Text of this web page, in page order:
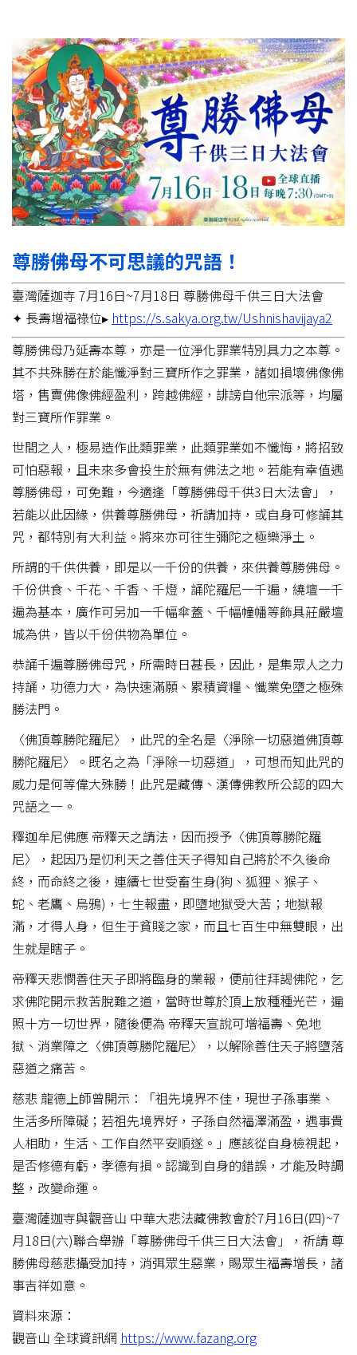
尊勝佛母不可思議的咒語！
臺灣薩迦寺 7月16日~7月18日 尊勝佛母千供三日大法會
✦ 長壽增福祿位▸ https://s.sakya.org.tw/Ushnishavijaya2
尊勝佛母乃延壽本尊，亦是一位淨化罪業特別具力之本尊。
其不共殊勝在於能懺淨對三寶所作之罪業，諸如損壞佛像佛
塔，售賣佛像佛經盈利，跨越佛經，誹謗自他宗派等，均屬
對三寶所作罪業。
世間之人，極易造作此類罪業，此類罪業如不懺悔，將招致
可怕惡報，且未來多會投生於無有佛法之地。若能有幸值遇
尊勝佛母，可免難，今適逢「尊勝佛母千供3日大法會」，
若能以此因緣，供養尊勝佛母，祈請加持，或自身可修誦其
咒，都特別有大利益。將來亦可往生彌陀之極樂淨土。
所謂的千供供養，即是以一千份的供養，來供養尊勝佛母。
千份供食、千花、千香、千燈，誦陀羅尼一千遍，繞壇一千
遍為基本，廣作可另加一千幅傘蓋、千幅幢幡等飾具莊嚴壇
城為供，皆以千份供物為單位。
恭誦千遍尊勝佛母咒，所需時日甚長，因此，是集眾人之力
持誦，功德力大，為快速滿願、累積資糧、懺業免墮之極殊
勝法門。
〈佛頂尊勝陀羅尼〉，此咒的全名是〈淨除一切惡道佛頂尊
勝陀羅尼〉。既名之為「淨除一切惡道」，可想而知此咒的
威力是何等偉大殊勝！此咒是藏傳、漢傳佛教所公認的四大
咒語之一。
釋迦牟尼佛應 帝釋天之請法，因而授予〈佛頂尊勝陀羅
尼〉，起因乃是忉利天之善住天子得知自己將於不久後命
終，而命終之後，連續七世受畜生身(狗、狐狸、猴子、
蛇、老鷹、烏鴉)，七生報盡，即墮地獄受大苦；地獄報
滿，才得人身，但生于貧賤之家，而且七百生中無雙眼，出
生就是瞎子。
帝釋天悲憫善住天子即將臨身的業報，便前往拜謁佛陀，乞
求佛陀開示救苦脫難之道，當時世尊於頂上放種種光芒，遍
照十方一切世界，隨後便為 帝釋天宣說可增福壽、免地
獄、消業障之〈佛頂尊勝陀羅尼〉，以解除善住天子將墮落
惡道之痛苦。
慈悲 龍德上師曾開示：「祖先境界不佳，現世子孫事業、
生活多所障礙；若祖先境界好，子孫自然福澤滿盈，遇事貴
人相助，生活、工作自然平安順遂。」應該從自身檢視起，
是否修德有虧，孝德有損。認識到自身的錯誤，才能及時調
整，改變命運。
臺灣薩迦寺與觀音山 中華大悲法藏佛教會於7月16日(四)~7
月18日(六)聯合舉辦「尊勝佛母千供三日大法會」，祈請 尊
勝佛母慈悲攝受加持，消弭眾生惡業，賜眾生福壽增長，諸
事吉祥如意。
資料來源：
觀音山 全球資訊網 https://www.fazang.org